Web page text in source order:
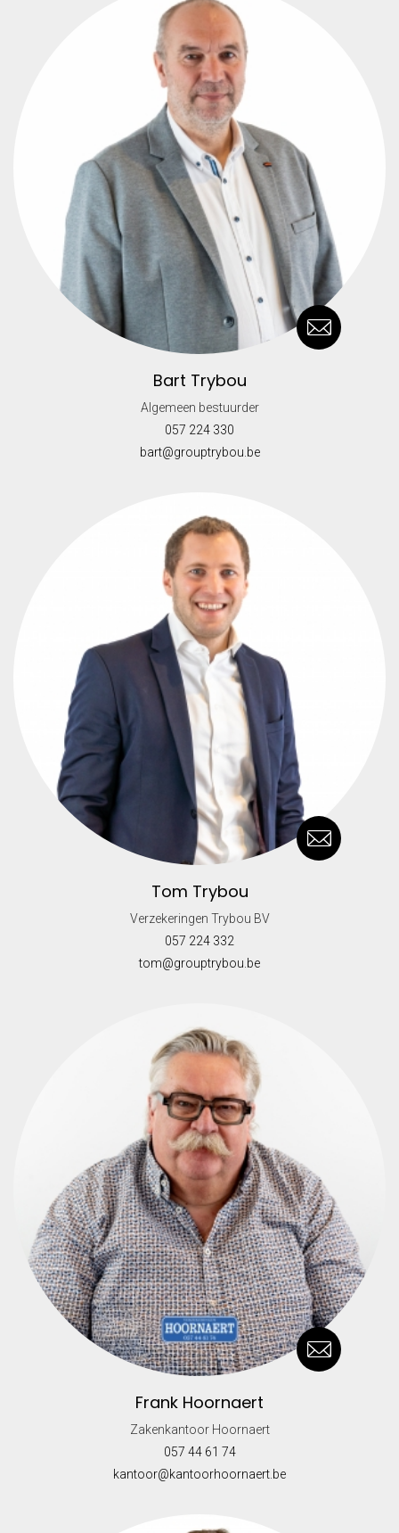
Bart Trybou
Algemeen bestuurder
057 224 330
bart@grouptrybou.be
Tom Trybou
Verzekeringen Trybou BV
057 224 332
tom@grouptrybou.be
Frank Hoornaert
Zakenkantoor Hoornaert
057 44 61 74
kantoor@kantoorhoornaert.be